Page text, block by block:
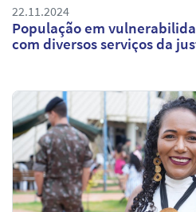
22.11.2024
População em
com diversos serviços da